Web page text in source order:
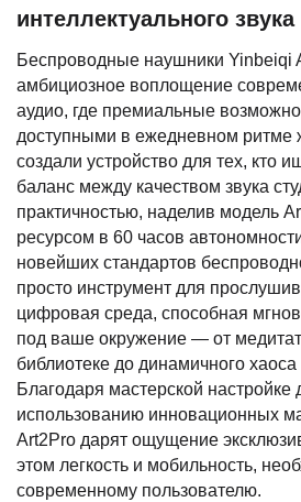
интеллектуального звука
Беспроводные наушники Yinbeiqi
амбициозное воплощение
аудио, где премиальные
доступными в ежедневном
создали устройство для тех, кто
баланс между качеством звука
практичностью, наделив модель
ресурсом в 60 часов
новейших стандартов
просто инструмент для
цифровая среда, способная
под ваше окружение — от
библиотеке до динамичного
Благодаря мастерской настройке
использованию инновационных
Art2Pro дарят ощущение
этом легкость и мобильность,
современному пользователю.